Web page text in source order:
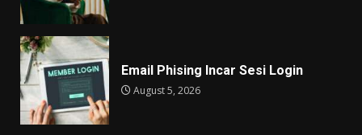
Email Phising Incar Sesi Login
August 5, 2026